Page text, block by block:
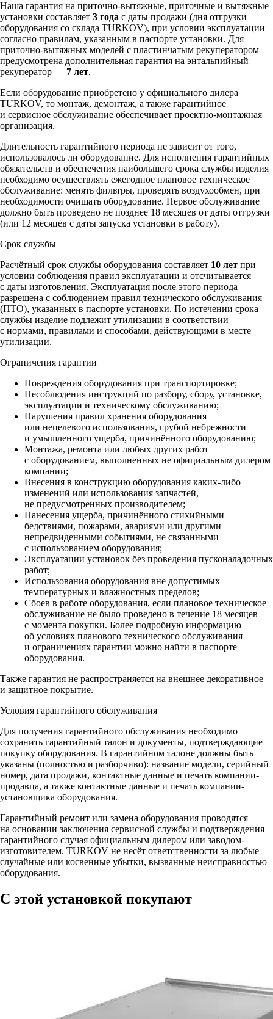
Наша гарантия на приточно-вытяжные, приточные и вытяжные
установки составляет 3 года с даты продажи (дня отгрузки
оборудования со склада TURKOV), при условии эксплуатации
согласно правилам, указанным в паспорте установки. Для
приточно-вытяжных моделей с пластинчатым рекуператором
предусмотрена дополнительная гарантия на энтальпийный
рекуператор — 7 лет.
Если оборудование приобретено у официального дилера
TURKOV, то монтаж, демонтаж, а также гарантийное
и сервисное обслуживание обеспечивает проектно-монтажная
организация.
Длительность гарантийного периода не зависит от того,
использовалось ли оборудование. Для исполнения гарантийных
обязательств и обеспечения наибольшего срока службы изделия
необходимо осуществлять ежегодное плановое техническое
обслуживание: менять фильтры, проверять воздухообмен, при
необходимости очищать оборудование. Первое обслуживание
должно быть проведено не позднее 18 месяцев от даты отгрузки
(или 12 месяцев с даты запуска установки в работу).
Срок службы
Расчётный срок службы оборудования составляет 10 лет при
условии соблюдения правил эксплуатации и отсчитывается
с даты изготовления. Эксплуатация после этого периода
разрешена с соблюдением правил технического обслуживания
(ПТО), указанных в паспорте установки. По истечении срока
службы изделие подлежит утилизации в соответствии
с нормами, правилами и способами, действующими в месте
утилизации.
Ограничения гарантии
Повреждения оборудования при транспортировке;
Несоблюдения инструкций по разбору, сбору, установке,
эксплуатации и техническому обслуживанию;
Нарушения правил хранения оборудования
или нецелевого использования, грубой небрежности
и умышленного ущерба, причинённого оборудованию;
Монтажа, ремонта или любых других работ
с оборудованием, выполненных не официальным дилером
компании;
Внесения в конструкцию оборудования каких‑либо
изменений или использования запчастей,
не предусмотренных производителем;
Нанесения ущерба, причинённого стихийными
бедствиями, пожарами, авариями или другими
непредвиденными событиями, не связанными
с использованием оборудования;
Эксплуатации установок без проведения пусконаладочных
работ;
Использования оборудования вне допустимых
температурных и влажностных пределов;
Сбоев в работе оборудования, если плановое техническое
обслуживание не было проведено в течение 18 месяцев
с момента покупки. Более подробную информацию
об условиях планового технического обслуживания
и ограничениях гарантии можно найти в паспорте
оборудования.
Также гарантия не распространяется на внешнее декоративное
и защитное покрытие.
Условия гарантийного обслуживания
Для получения гарантийного обслуживания необходимо
сохранить гарантийный талон и документы, подтверждающие
покупку оборудования. В гарантийном талоне должны быть
указаны (полностью и разборчиво): название модели, серийный
номер, дата продажи, контактные данные и печать компании-
продавца, а также контактные данные и печать компании-
установщика оборудования.
Гарантийный ремонт или замена оборудования проводятся
на основании заключения сервисной службы и подтверждения
гарантийного случая официальным дилером или заводом-
изготовителем. TURKOV не несёт ответственности за любые
случайные или косвенные убытки, вызванные неисправностью
оборудования.
С этой установкой покупают